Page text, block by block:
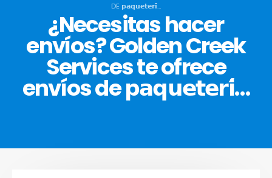
DE 𝗽𝗮𝗾𝘂𝗲𝘁𝗲𝗿𝗶́…
¿Necesitas hacer
envíos? Golden Creek
Services te ofrece
envíos de 𝗽𝗮𝗾𝘂𝗲𝘁𝗲𝗿𝗶́…